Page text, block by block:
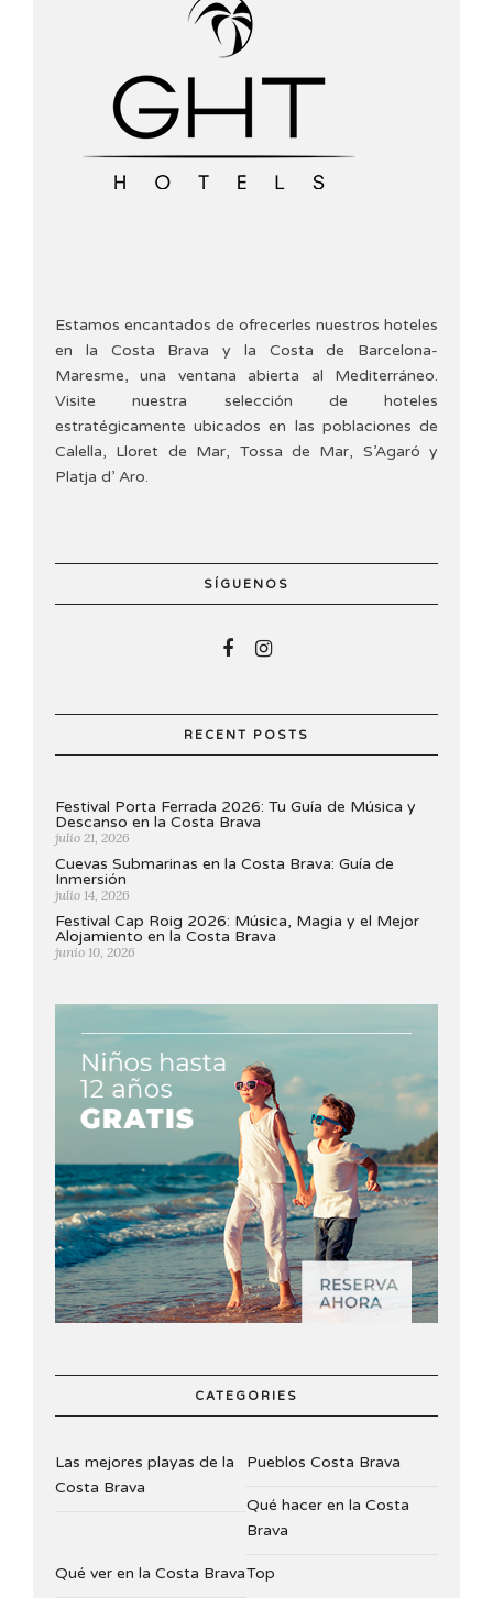
Estamos encantados de ofrecerles nuestros hoteles
en la Costa Brava y la Costa de Barcelona-
Maresme, una ventana abierta al Mediterráneo.
Visite nuestra selección de hoteles
estratégicamente ubicados en las poblaciones de
Calella, Lloret de Mar, Tossa de Mar, S’Agaró y
Platja d’ Aro.
SÍGUENOS
RECENT POSTS
Festival Porta Ferrada 2026: Tu Guía de Música y
Descanso en la Costa Brava
julio 21, 2026
Cuevas Submarinas en la Costa Brava: Guía de
Inmersión
julio 14, 2026
Festival Cap Roig 2026: Música, Magia y el Mejor
Alojamiento en la Costa Brava
junio 10, 2026
CATEGORIES
Las mejores playas de la
Costa Brava
Pueblos Costa Brava
Qué hacer en la Costa
Brava
Qué ver en la Costa BravaTop